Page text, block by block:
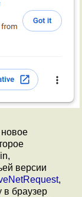
версии
,
в браузер